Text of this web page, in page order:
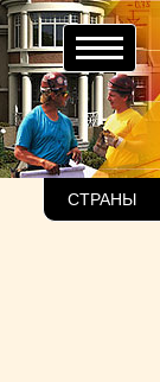
СТРАНЫ